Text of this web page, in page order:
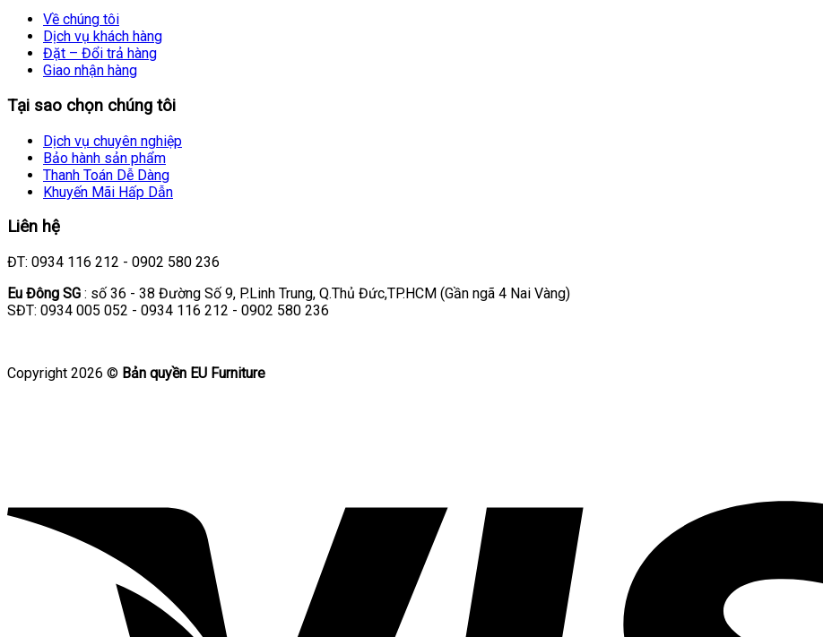
Về chúng tôi
Dịch vụ khách hàng
Đặt – Đổi trả hàng
Giao nhận hàng
Tại sao chọn chúng tôi
Dịch vụ chuyên nghiệp
Bảo hành sản phẩm
Thanh Toán Dễ Dàng
Khuyến Mãi Hấp Dẫn
Liên hệ
ĐT: 0934 116 212 - 0902 580 236
Eu Đông SG : số 36 - 38 Đường Số 9, P.Linh Trung, Q.Thủ Đức,TP.HCM (Gần ngã 4 Nai Vàng)
SĐT: 0934 005 052 - 0934 116 212 - 0902 580 236
Copyright 2026 © Bản quyền EU Furniture